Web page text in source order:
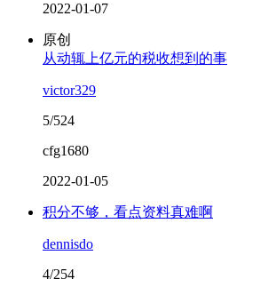
2022-01-07
原创
从动辄上亿元的税收想到的事
victor329
5/524
cfg1680
2022-01-05
积分不够，看点资料真难啊
dennisdo
4/254